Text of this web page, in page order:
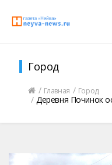
Город
Главная Город
Деревня Починок